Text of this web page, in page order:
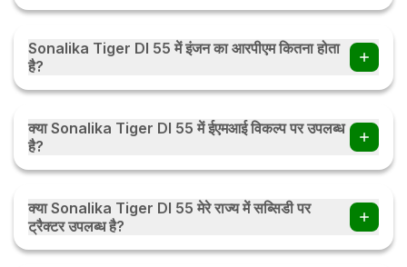
Sonalika Tiger DI 55 में क्लच Double with IPTO प्रकार के होते हैं।
Sonalika Tiger DI 55 में इंजन का आरपीएम कितना होता
है?
Sonalika Tiger DI 55 में इंजन का 2000 होता हैं।
क्या Sonalika Tiger DI 55 में ईएमआई विकल्प पर उपलब्ध
है?
हाँ, आप Sonalika Tiger DI 55 ईएमआई विकल्प पर ट्रैक्टर खरीद सकते हैं
. आप मासिक / त्रैमासिक / या मौसमी ईएमआई पर ईएमआई विकल्प की जाँच करें
ईएमआई कैलकुलेटर
क्या Sonalika Tiger DI 55 मेरे राज्य में सब्सिडी पर
ट्रैक्टर उपलब्ध है?
हाँ, ट्रैक्टर सब्सिडी भारत के हर राज्य में उपलब्ध है। सब्सिडी की राशि राज्य